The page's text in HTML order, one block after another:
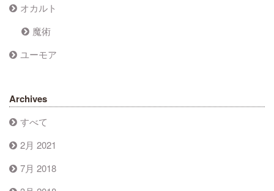
オカルト
魔術
ユーモア
Archives
すべて
2月 2021
7月 2018